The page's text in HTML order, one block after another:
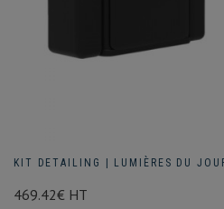
KIT DETAILING | LUMIÈRES DU
469.42€ HT